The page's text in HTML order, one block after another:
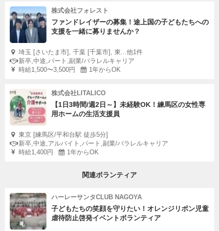
株式会社フォレスト
ファンドレイザーの募集！途上国の子どもたちへの
支援を一緒に募りませんか？
埼玉 [さいたま市], 千葉 [千葉市], 東...他1件
新卒,中途,パート,副業/パラレルキャリア
時給1,500〜3,500円
1年からOK
株式会社LITALICO
【1日3時間/週2日～】未経験OK！練馬区の女性専
用ホームの生活支援員
東京 [練馬区/平和台駅 徒歩5分]
新卒,中途,アルバイト,パート,副業/パラレルキャリア
時給1,400円
1年からOK
関連ボランティア
ハーレーサンタCLUB NAGOYA
子どもたちの笑顔を守りたい！オレンジリボン児童
虐待防止啓発イベントボランティア